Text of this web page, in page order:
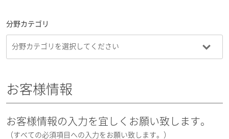
分野カテゴリ
お客様情報
お客様情報の入力を宜しくお願い致します。
（すべての必須項目への入力をお願い致します。）